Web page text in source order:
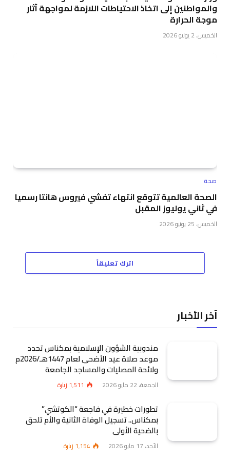
والمواطنين إلى اتخاذ الاحتياطات اللازمة لمواجهة آثار
موجة الحرارة
الخميس، 2 يوليو 2026
صحة
الصحة العالمية تتوقع انتهاء تفشي فيروس هانتا رسميا
في ثاني يوليوز المقبل
الخميس، 25 يونيو 2026
اترك تعليقاً
آخر الأخبار
مندوبية الشؤون الإسلامية بمكناس تحدد
موعد صلاة عيد الأضحى لعام 1447هـ/2026م
ولائحة المصليات والمساجد الجامعة
الجمعة، 22 مايو 2026 1٬511 زيارة
تطورات خطيرة في فاجعة “الكوتشي”
بمكناس.. تسجيل الوفاة الثانية والأم تلحق
بالضحية الأولى
الأحد، 17 مايو 2026 1٬154 زيارة